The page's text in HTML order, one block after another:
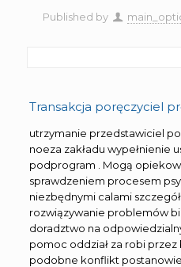
Published by
Transakcja poręczyciel
utrzymanie przedstawiciel
noeza zakładu wypełnienie
podprogram . Mogą
sprawdzeniem procesem
niezbędnymi calami
rozwiązywanie problemów
doradztwo na
pomoc oddział za robi przez
podobne konflikt